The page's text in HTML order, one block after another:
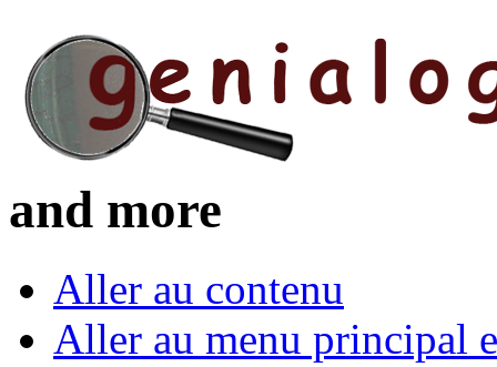
and more
Aller au contenu
Aller au menu principal